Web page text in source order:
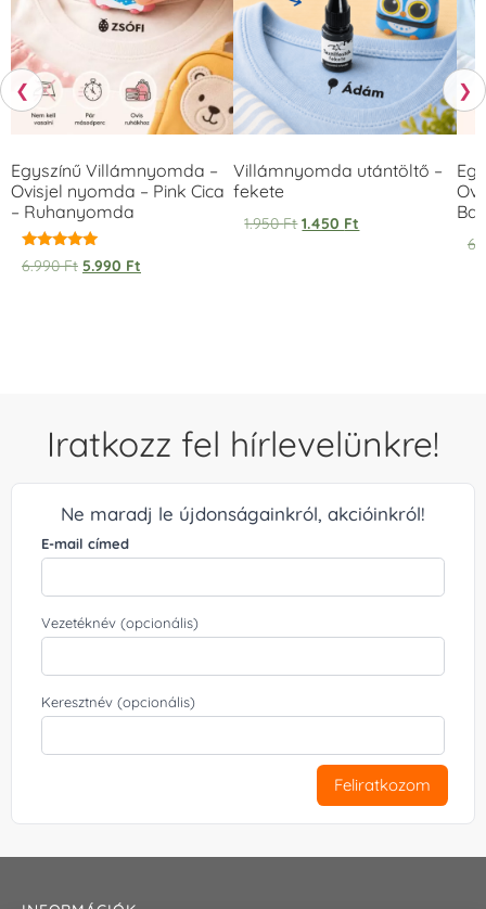
❮
Egyszínű Villámnyomda –
Ovisjel nyomda – Pink Cica
– Ruhanyomda
Értékelés:
5.00
6.990Ft 5.990 Ft
Villámnyomda utántöltő –
fekete
1.950Ft 1.450 Ft
❯
Iratkozz fel hírlevelünkre!
Ne maradj le újdonságainkról, akcióinkról!
E-mail címed
Vezetéknév (opcionális)
Keresztnév (opcionális)
Feliratkozom